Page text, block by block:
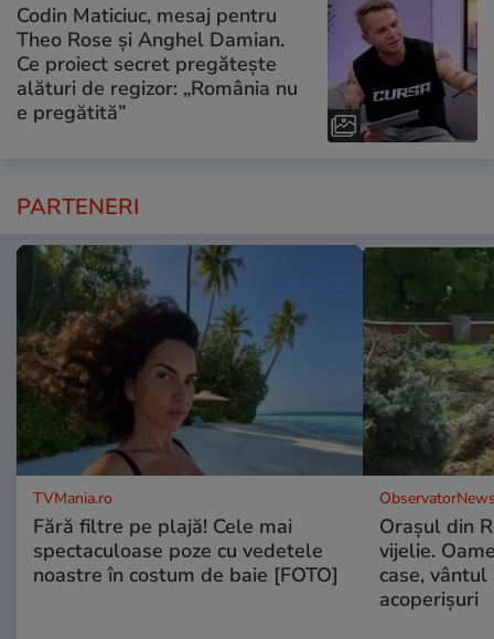
Codin Maticiuc, mesaj pentru
Theo Rose și Anghel Damian.
Ce proiect secret pregătește
alături de regizor: „România nu
e pregătită”
PARTENERI
TVMania.ro
Fără filtre pe plajă! Cele mai
spectaculoase poze cu vedetele
noastre în costum de baie [FOTO]
Oraşul din
vijelie.
case,
acoperişuri